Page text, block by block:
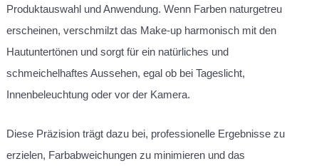
Produktauswahl und Anwendung. Wenn Farben naturgetreu
erscheinen, verschmilzt das Make-up harmonisch mit den
Hautuntertönen und sorgt für ein natürliches und
schmeichelhaftes Aussehen, egal ob bei Tageslicht,
Innenbeleuchtung oder vor der Kamera.
Diese Präzision trägt dazu bei, professionelle Ergebnisse zu
erzielen, Farbabweichungen zu minimieren und das